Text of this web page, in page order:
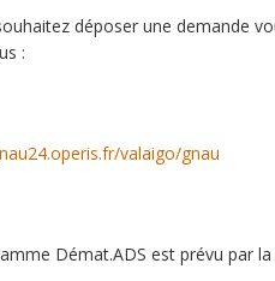
déposer une demande
:
valaigo/gnau
Démat.ADS est prévu par la